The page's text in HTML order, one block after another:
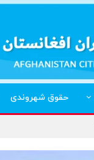
حقوق شهروندی